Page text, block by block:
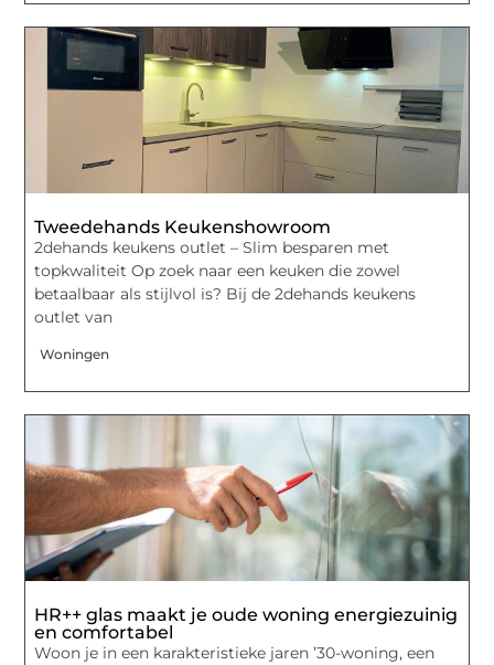
Tweedehands Keukenshowroom
2dehands keukens outlet – Slim besparen met
topkwaliteit Op zoek naar een keuken die zowel
betaalbaar als stijlvol is? Bij de 2dehands keukens
outlet van
Woningen
HR++ glas maakt je oude woning energiezuinig
en comfortabel
Woon je in een karakteristieke jaren ’30-woning, een